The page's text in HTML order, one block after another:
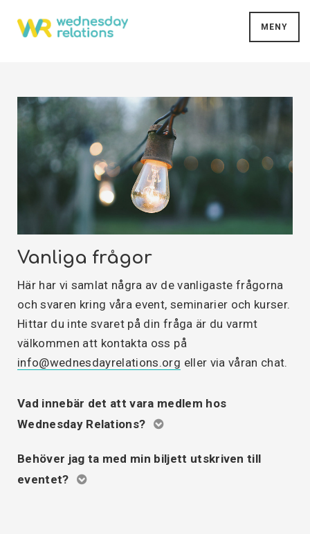
MENY
Vanliga frågor
Här har vi samlat några av de vanligaste frågorna
och svaren kring våra event, seminarier och kurser.
Hittar du inte svaret på din fråga är du varmt
välkommen att kontakta oss på
info@wednesdayrelations.org eller via våran chat.
Vad innebär det att vara medlem hos
Wednesday Relations?
Behöver jag ta med min biljett utskriven till
eventet?